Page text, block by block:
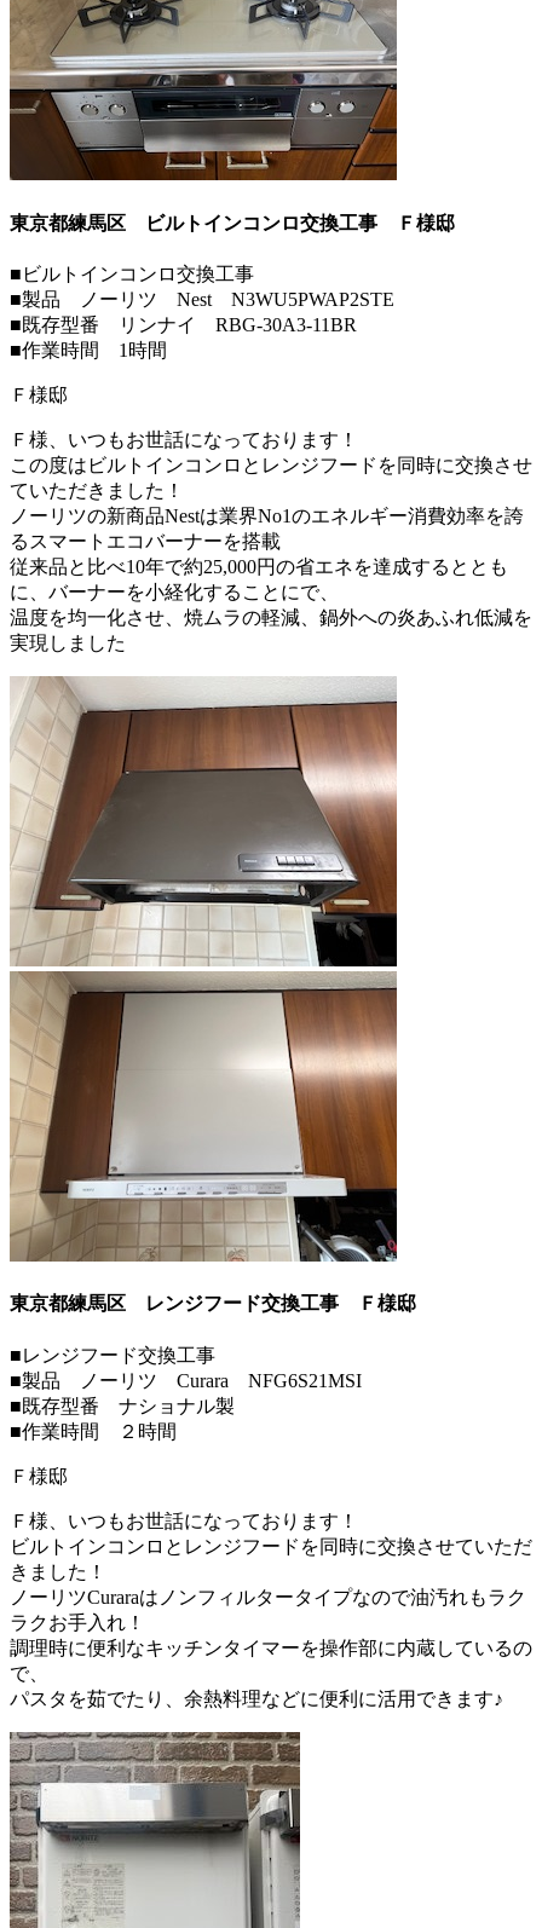
東京都練馬区 ビルトインコンロ交換工事 Ｆ様邸
■ビルトインコンロ交換工事
■製品 ノーリツ Nest N3WU5PWAP2STE
■既存型番 リンナイ RBG-30A3-11BR
■作業時間 1時間
Ｆ様邸
Ｆ様、いつもお世話になっております！
この度はビルトインコンロとレンジフードを同時に交換させ
ていただきました！
ノーリツの新商品Nestは業界No1のエネルギー消費効率を誇
るスマートエコバーナーを搭載
従来品と比べ10年で約25,000円の省エネを達成するととも
に、バーナーを小経化することにで、
温度を均一化させ、焼ムラの軽減、鍋外への炎あふれ低減を
実現しました
東京都練馬区 レンジフード交換工事 Ｆ様邸
■レンジフード交換工事
■製品 ノーリツ Curara NFG6S21MSI
■既存型番 ナショナル製
■作業時間 ２時間
Ｆ様邸
Ｆ様、いつもお世話になっております！
ビルトインコンロとレンジフードを同時に交換させていただ
きました！
ノーリツCuraraはノンフィルタータイプなので油汚れもラク
ラクお手入れ！
調理時に便利なキッチンタイマーを操作部に内蔵しているの
で、
パスタを茹でたり、余熱料理などに便利に活用できます♪